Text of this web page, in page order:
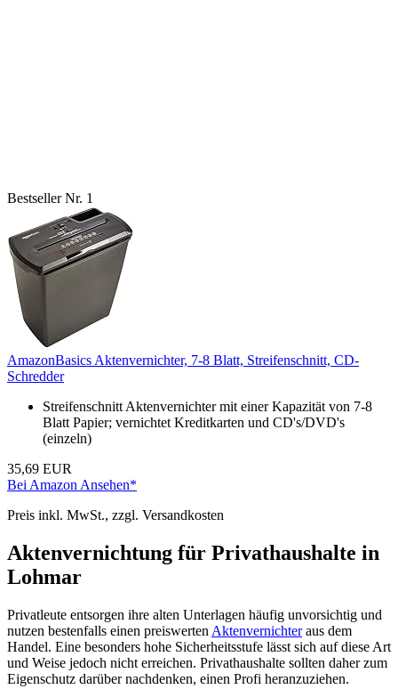
Bestseller Nr. 1
AmazonBasics Aktenvernichter, 7-8 Blatt, Streifenschnitt, CD-
Schredder
Streifenschnitt Aktenvernichter mit einer Kapazität von 7-8
Blatt Papier; vernichtet Kreditkarten und CD's/DVD's
(einzeln)
35,69 EUR
Bei Amazon Ansehen*
Preis inkl. MwSt., zzgl. Versandkosten
Aktenvernichtung für Privathaushalte in
Lohmar
Privatleute entsorgen ihre alten Unterlagen häufig unvorsichtig und
nutzen bestenfalls einen preiswerten Aktenvernichteraus dem
Handel. Eine besonders hohe Sicherheitsstufe lässt sich auf diese Art
und Weise jedoch nicht erreichen. Privathaushalte sollten daher zum
Eigenschutz darüber nachdenken, einen Profi heranzuziehen.